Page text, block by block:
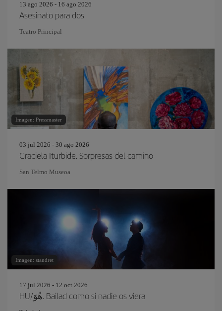
13 ago 2026 - 16 ago 2026
Asesinato para dos
Teatro Principal
Imagen: Pressmaster
03 jul 2026 - 30 ago 2026
Graciela Iturbide. Sorpresas del camino
San Telmo Museoa
Imagen: standret
17 jul 2026 - 12 oct 2026
HU/هُوَ. Bailad como si nadie os viera